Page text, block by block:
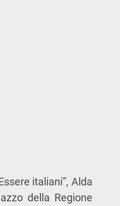
italiani”, Alda
della Regione